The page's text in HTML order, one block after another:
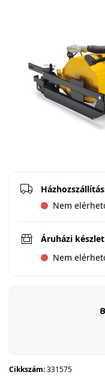
Nem
Áruházi
Nem
Cikkszám:331575